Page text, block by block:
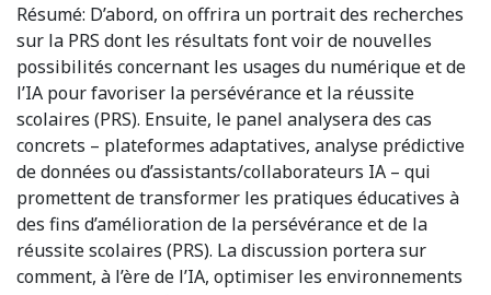
Résumé: D’abord, on offrira un portrait des recherches
sur la PRS dont les résultats font voir de nouvelles
possibilités concernant les usages du numérique et de
l’IA pour favoriser la persévérance et la réussite
scolaires (PRS). Ensuite, le panel analysera des cas
concrets – plateformes adaptatives, analyse prédictive
de données ou d’assistants/collaborateurs IA – qui
promettent de transformer les pratiques éducatives à
des fins d’amélioration de la persévérance et de la
réussite scolaires (PRS). La discussion portera sur
comment, à l’ère de l’IA, optimiser les environnements